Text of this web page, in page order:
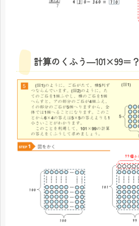
計算のくふう―101×99＝？